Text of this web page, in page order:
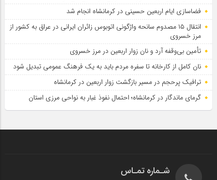
فضاسازی ایام اربعین حسینی در کرمانشاه انجام شد
انتقال ۱۵ مصدوم سانحه واژگونی اتوبوس زائران ایرانی در عراق به کشور از
مرز خسروی
تأمین بی‌وقفه آرد و نان زوار اربعین در مرز خسروی
نان کامل از کارخانه تا سفره مردم باید به یک فرهنگ عمومی تبدیل شود
ترافیک پرحجم در مسیر بازگشت زوار اربعین در کرمانشاه
گرمای ماندگار در کرمانشاه؛ احتمال نفوذ غبار به نواحی مرزی استان
شـماره تمـاس